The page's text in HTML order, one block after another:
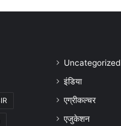
Uncategorized
इंडिया
एग्रीकल्चर
एजुकेशन